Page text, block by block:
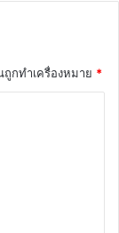
กทำเครื่องหมาย *